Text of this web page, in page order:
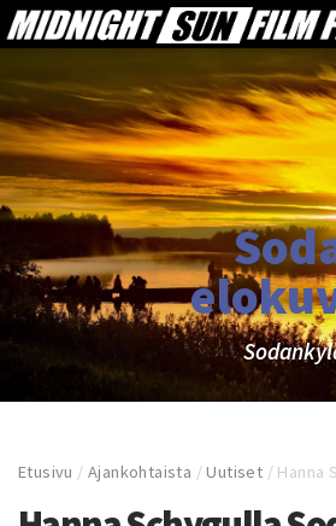
Etusivu /Ajankohtaista /Uutiset / Hanna